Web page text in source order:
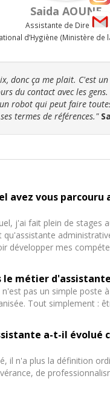
Saida AOUNE
Assistante de Direction
d’Hygiène (Ministère de
donc ça me plait. C'est
du contact avec les
robot qui peut faire
termes de références."
avez vous
j'ai fait plein de stages
développer mes
le métier
pas un simple poste
Tout simplement :
a-t-il évolué
il n'a plus la définition
de